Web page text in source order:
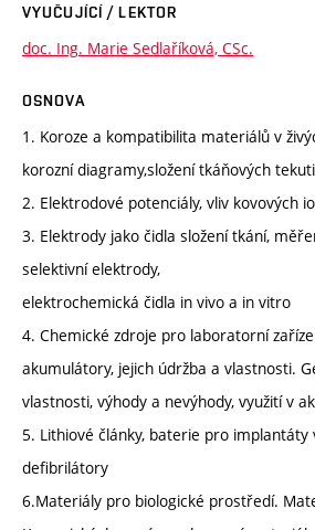
VYUČUJÍCÍ / LEKTOR
doc. Ing. Marie Sedlaříková, CSc.
OSNOVA
1. Koroze a kompatibilita materiálů v
korozní diagramy,složení tkáňových
2. Elektrodové potenciály, vliv kovových
3. Elektrody jako čidla složení tkání,
selektivní elektrody,
elektrochemická čidla in vivo a in vitro
4. Chemické zdroje pro laboratorní
akumulátory, jejich údržba a vlastnosti.
vlastnosti, výhody a nevýhody, využití v
5. Lithiové články, baterie pro implantáty
defibrilátory
6.Materiály pro biologické prostředí.